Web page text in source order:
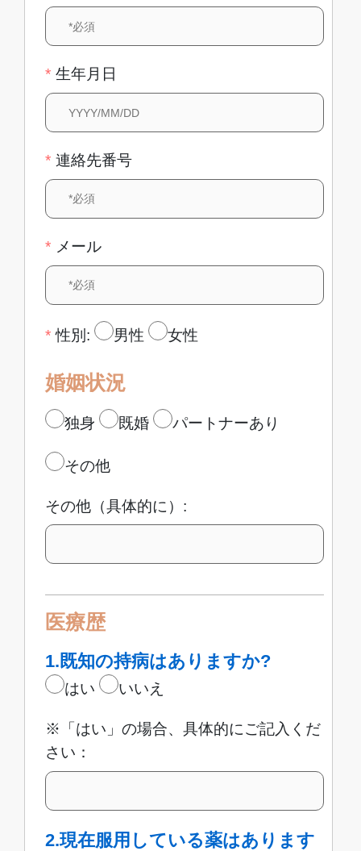
* 生年月日
* 連絡先番号
* メール
* 性別: 男性 女性
婚姻状況
独身 既婚 パートナーあり
その他
その他（具体的に）:
医療歴
1.既知の持病はありますか?
はい いいえ
※「はい」の場合、具体的にご記入くだ
さい：
2.現在服用している薬はあります